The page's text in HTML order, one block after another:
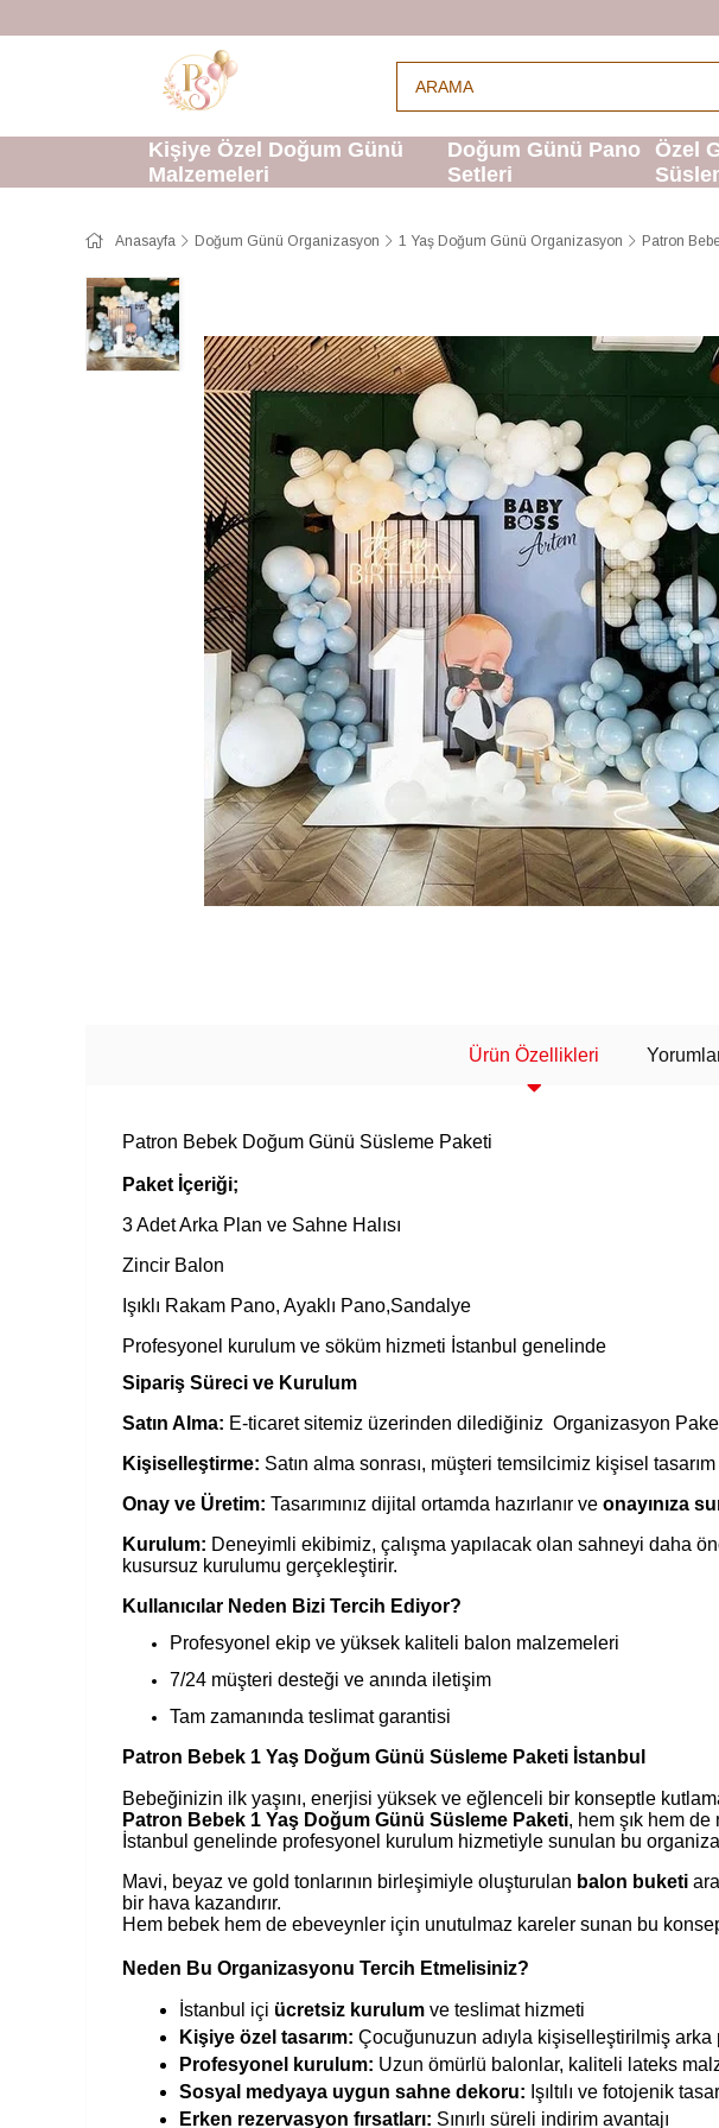
Kişiye Özel Doğum Günü
Malzemeleri
Doğum Günü Pano
Setleri
Özel
Anasayfa Doğum Günü Organizasyon 1 Yaş Doğum Günü Organizasyon Patron
Ürün Özellikleri
Patron Bebek Doğum Günü Süsleme Paketi
Paket İçeriği;
3 Adet Arka Plan ve Sahne Halısı
Zincir Balon
Işıklı Rakam Pano, Ayaklı Pano,Sandalye
Profesyonel kurulum ve söküm hizmeti İstanbul genelinde
Sipariş Süreci ve Kurulum
Satın Alma: E-ticaret sitemiz üzerinden dilediğiniz Organizasyon
Kişiselleştirme: Satın alma sonrası, müşteri temsilcimiz kişisel
Onay ve Üretim: Tasarımınız dijital ortamda hazırlanır ve onayınıza
Kurulum: Deneyimli ekibimiz, çalışma yapılacak olan sahneyi daha
kusursuz kurulumu gerçekleştirir.
Kullanıcılar Neden Bizi Tercih Ediyor?
Profesyonel ekip ve yüksek kaliteli balon malzemeleri
7/24 müşteri desteği ve anında iletişim
Tam zamanında teslimat garantisi
Patron Bebek 1 Yaş Doğum Günü Süsleme Paketi İstanbul
Bebeğinizin ilk yaşını, enerjisi yüksek ve eğlenceli bir konseptle
Patron Bebek 1 Yaş Doğum Günü Süsleme Paketi, hem şık hem
İstanbul genelinde profesyonel kurulum hizmetiyle sunulan bu
Mavi, beyaz ve gold tonlarının birleşimiyle oluşturulan balon buketi
bir hava kazandırır.
Hem bebek hem de ebeveynler için unutulmaz kareler sunan bu
Neden Bu Organizasyonu Tercih Etmelisiniz?
İstanbul içi ücretsiz kurulum ve teslimat hizmeti
Kişiye özel tasarım: Çocuğunuzun adıyla kişiselleştirilmiş arka
Profesyonel kurulum: Uzun ömürlü balonlar, kaliteli lateks
Sosyal medyaya uygun sahne dekoru: Işıltılı ve fotojenik
Erken rezervasyon fırsatları: Sınırlı süreli indirim avantajı